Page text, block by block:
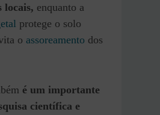
locais, enquanto a
protege o solo
o assoreamento dos
é um importante
científica e